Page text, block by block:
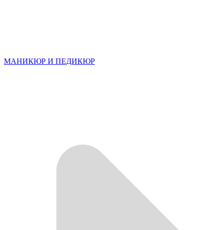
МАНИКЮР И ПЕДИКЮР